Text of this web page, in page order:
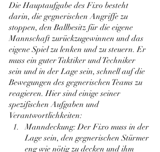
Die Hauptaufgabe des Fixo besteht
darin, die gegnerischen Angriffe zu
stoppen, den Ballbesitz für die eigene
Mannschaft zurückzugewinnen und das
eigene Spiel zu lenken und zu steuern. Er
muss ein guter Taktiker und Techniker
sein und in der Lage sein, schnell auf die
Bewegungen des gegnerischen Teams zu
reagieren. Hier sind einige seiner
spezifischen Aufgaben und
Verantwortlichkeiten:
Manndeckung: Der Fixo muss in der
Lage sein, den gegnerischen Stürmer
eng wie nötig zu decken und ihm